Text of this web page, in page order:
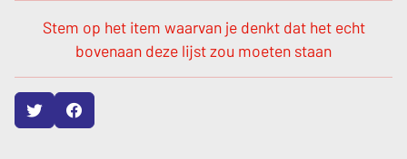
Stem op het item waarvan je denkt dat het echt
bovenaan deze lijst zou moeten staan